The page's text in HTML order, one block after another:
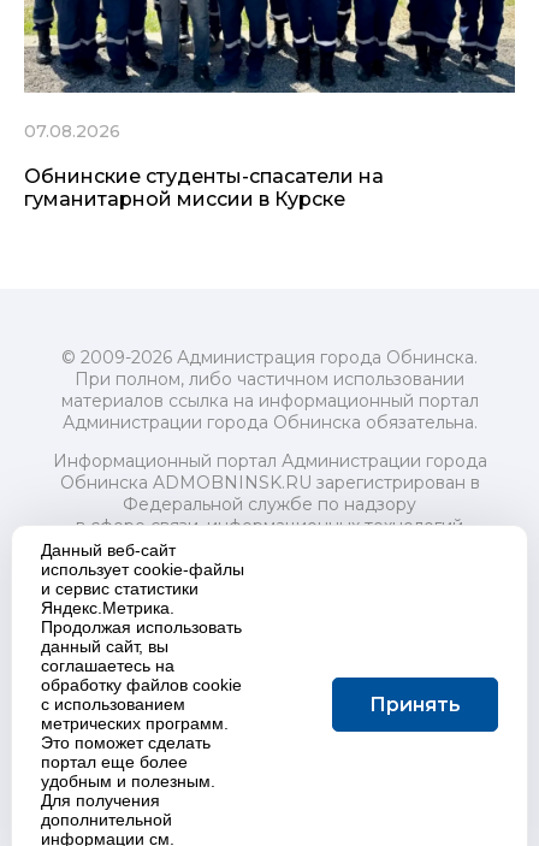
07.08.2026
Обнинские студенты-спасатели на
гуманитарной миссии в Курске
© 2009-2026 Администрация города Обнинска.
При полном, либо частичном использовании
материалов ссылка на информационный портал
Администрации города Обнинска обязательна.
Информационный портал Администрации города
Обнинска ADMOBNINSK.RU зарегистрирован в
Федеральной службе по надзору
в сфере связи, информационных технологий
и массовых коммуникаций (Роскомнадзор) 24 июля
2018 года.
Свидетельство о регистрации Эл № ФС77-73321
Учредитель: Администрация (исполнительно-
распорядительный орган) городского округа "Город
Обнинск". Главный редактор: Байкова Е.А.
Адрес электронной почты Редакции:
redactor@admobninsk.ru
Телефон Редакции: +7 (484) 395-85-85
Настоящий ресурс содержит материалы 18+
Политика в отношении обработки персональных
Данный веб-сайт
использует cookie-файлы
и сервис статистики
Яндекс.Метрика.
Продолжая использовать
данный сайт, вы
соглашаетесь на
обработку файлов cookie
с использованием
метрических программ.
Это поможет сделать
портал еще более
удобным и полезным.
Для получения
дополнительной
информации см.
Принять